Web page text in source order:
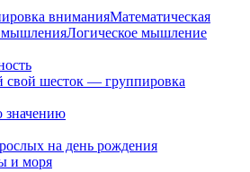
вниманияМатематическая
мышленияЛогическое мышление
свой шесток — группировка
значению
на день рождения
и моря